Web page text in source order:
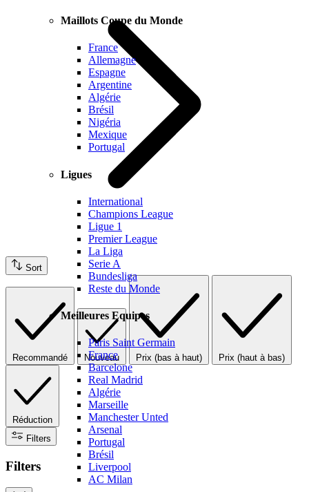
Maillots Coupe du Monde
France
Allemagne
Espagne
Argentine
Algérie
Brésil
Nigéria
Mexique
Portugal
Ligues
International
Champions League
Ligue 1
Premier League
La Liga
Serie A
Bundesliga
Reste du Monde
Meilleures Equipes
Paris Saint Germain
France
Barcelone
Real Madrid
Algérie
Marseille
Manchester Unted
Arsenal
Portugal
Brésil
Liverpool
AC Milan
Sort
Recommandé Nouveau Prix (bas à haut) Prix (haut à bas)
Réduction
Filters
Filters